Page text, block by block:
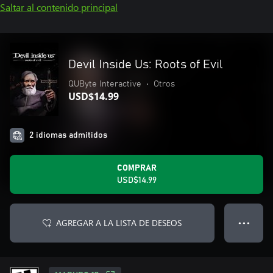
Saltar al contenido principal
Devil Inside Us: Roots of Evil
QUByte Interactive • Otros
USD$14.99
2 idiomas admitidos
COMPRAR
USD$14.99
AGREGAR A LA LISTA DE DESEOS ● ● ●